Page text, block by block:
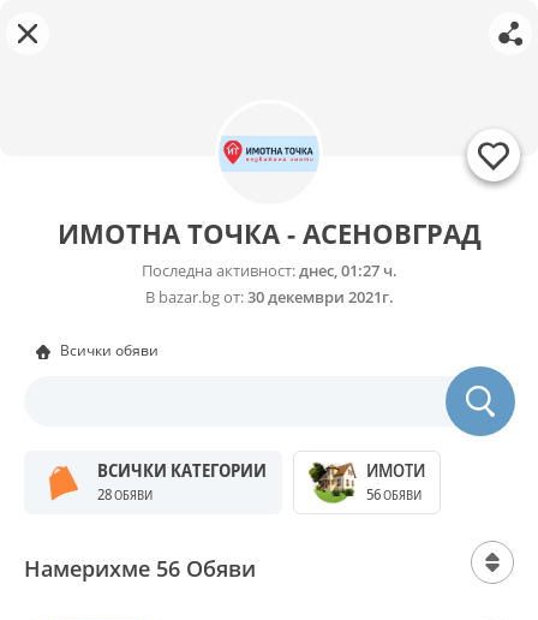
ИМОТНА ТОЧКА - АСЕНОВГРАД
Последна активност:днес, 01:27 ч.
В bazar.bg от:30 декември 2021г.
Всички обяви
ВСИЧКИ КАТЕГОРИИ
28ОБЯВИ
ИМОТИ
56ОБЯВИ
Намерихме 56 Обяви